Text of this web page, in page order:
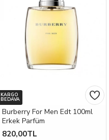
KARGO
BEDAVA
Burberry For Men Edt 100ml
Erkek Parfüm
820,00TL